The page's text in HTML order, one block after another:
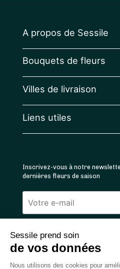
Sessile prend soin
de vos données
Nous utilisons des cookies pour
A propos de Sessile
Bouquets de fleurs
Villes de livraison
Liens utiles
Inscrivez-vous à notre
dernières fleurs de saison
Veuillez
ce
champ
4.4 /5 ⭐ | 120 000+
Achats 100%